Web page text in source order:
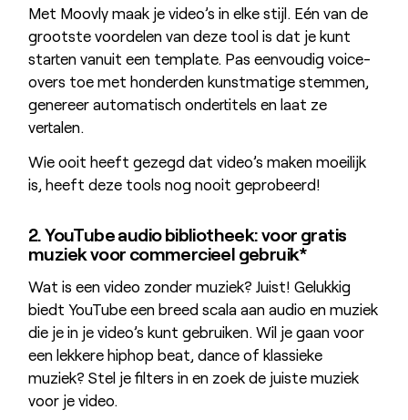
Met Moovly maak je video’s in elke stijl. Eén van de
grootste voordelen van deze tool is dat je kunt
starten vanuit een template. Pas eenvoudig voice-
overs toe met honderden kunstmatige stemmen,
genereer automatisch ondertitels en laat ze
vertalen.
Wie ooit heeft gezegd dat video’s maken moeilijk
is, heeft deze tools nog nooit geprobeerd!
2. YouTube audio bibliotheek: voor gratis
muziek voor commercieel gebruik*
Wat is een video zonder muziek? Juist! Gelukkig
biedt YouTube een breed scala aan audio en muziek
die je in je video’s kunt gebruiken. Wil je gaan voor
een lekkere hiphop beat, dance of klassieke
muziek? Stel je filters in en zoek de juiste muziek
voor je video.